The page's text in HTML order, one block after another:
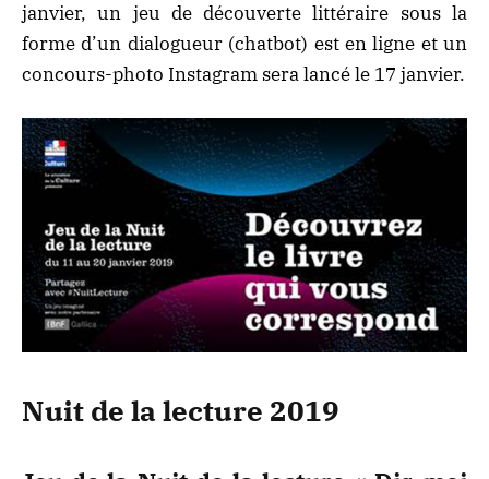
janvier, un jeu de découverte littéraire sous la
forme d’un dialogueur (chatbot) est en ligne et un
concours-photo Instagram sera lancé le 17 janvier.
Nuit de la lecture 2019